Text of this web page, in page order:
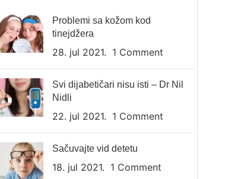
Problemi sa kožom kod
tinejdžera
28. jul 2021. 1 Comment
Svi dijabetičari nisu isti – Dr Nil
Nidli
22. jul 2021. 1 Comment
Sačuvajte vid detetu
18. jul 2021. 1 Comment